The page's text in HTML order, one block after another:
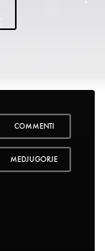
COMMENTI
MEDJUGORJE